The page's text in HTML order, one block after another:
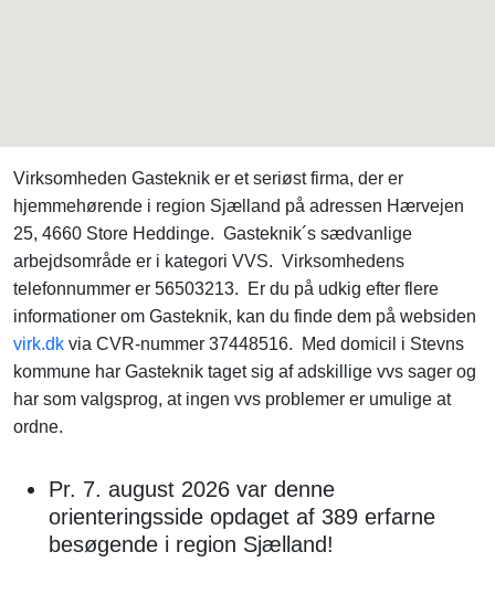
Virksomheden Gasteknik er et seriøst firma, der er
hjemmehørende i region Sjælland på adressen Hærvejen
25, 4660 Store Heddinge. Gasteknik´s sædvanlige
arbejdsområde er i kategori VVS. Virksomhedens
telefonnummer er 56503213. Er du på udkig efter flere
informationer om Gasteknik, kan du finde dem på websiden
virk.dk via CVR-nummer 37448516. Med domicil i Stevns
kommune har Gasteknik taget sig af adskillige vvs sager og
har som valgsprog, at ingen vvs problemer er umulige at
ordne.
Pr. 7. august 2026 var denne
orienteringsside opdaget af 389 erfarne
besøgende i region Sjælland!